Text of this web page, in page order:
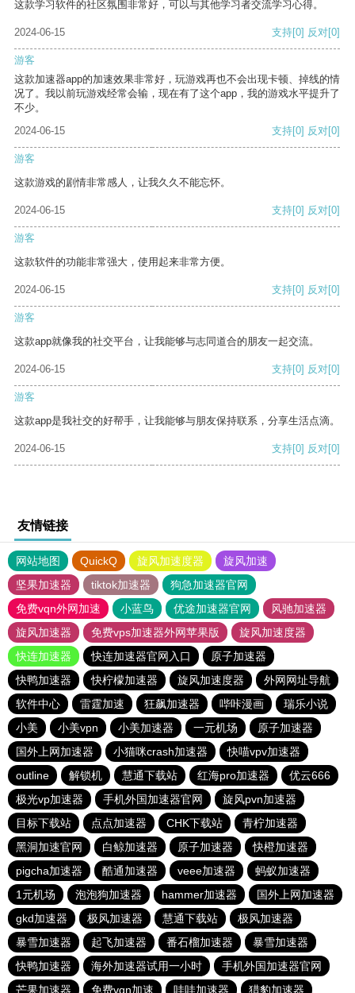
这款学习软件的社区氛围非常好，可以与其他学习者交流学习心得。
2024-06-15 支持[0] 反对[0]
游客
这款加速器app的加速效果非常好，玩游戏再也不会出现卡顿、掉线的情
况了。我以前玩游戏经常会输，现在有了这个app，我的游戏水平提升了
不少。
2024-06-15
支持[0] 反对[0]
游客
这款游戏的剧情非常感人，让我久久不能忘怀。
2024-06-15 支持[0] 反对[0]
游客
这款软件的功能非常强大，使用起来非常方便。
2024-06-15 支持[0] 反对[0]
游客
这款app就像我的社交平台，让我能够与志同道合的朋友一起交流。
2024-06-15 支持[0] 反对[0]
游客
这款app是我社交的好帮手，让我能够与朋友保持联系，分享生活点滴。
2024-06-15 支持[0] 反对[0]
友情链接
网站地图 QuickQ 旋风加速度器
旋风加速
坚果加速器
tiktok加速器
狗急加速器官网
免费vqn外网加速
小蓝鸟 优途加速器官网
风驰加速器
旋风加速器
免费vps加速器外网苹果版
旋风加速度器
快连加速器
快连加速器官网入口
原子加速器
快鸭加速器
快柠檬加速器 旋风加速度器
外网网址导航
软件中心
雷霆加速 狂飙加速器 哔咔漫画
瑞乐小说
小美
小美vpn 小美加速器 一元机场
原子加速器
国外上网加速器
小猫咪crash加速器
快喵vpv加速器
outline
解锁机 慧通下载站 红海pro加速器
优云666
极光vp加速器
手机外国加速器官网
旋风pvn加速器
目标下载站
点点加速器 CHK下载站
青柠加速器
黑洞加速官网
白鲸加速器 原子加速器
快橙加速器
pigcha加速器
酷通加速器 veee加速器
蚂蚁加速器
1元机场
泡泡狗加速器 hammer加速器
国外上网加速器
gkd加速器
极风加速器 慧通下载站
极风加速器
暴雪加速器
起飞加速器 番石榴加速器
暴雪加速器
快鸭加速器
海外加速器试用一小时
手机外国加速器官网
芒果加速器
免费vqn加速 哇哇加速器 猎豹加速器